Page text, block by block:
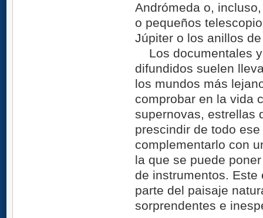
Andrómeda o,
o pequeños
Júpiter o los anillos
Los documentales y
difundidos suelen
los mundos más
comprobar en la vida
supernovas, estrellas
prescindir de todo
complementarlo con
la que se puede
de instrumentos. Este
parte del paisaje
sorprendentes e